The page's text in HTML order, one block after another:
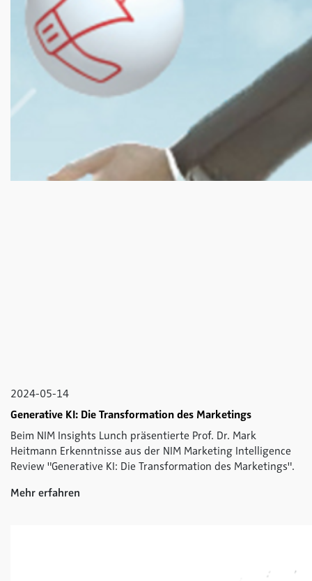
2024-05-14
Generative KI: Die Transformation des Marketings
Beim NIM Insights Lunch präsentierte Prof. Dr. Mark
Heitmann Erkenntnisse aus der NIM Marketing Intelligence
Review "Generative KI: Die Transformation des Marketings".
Mehr erfahren